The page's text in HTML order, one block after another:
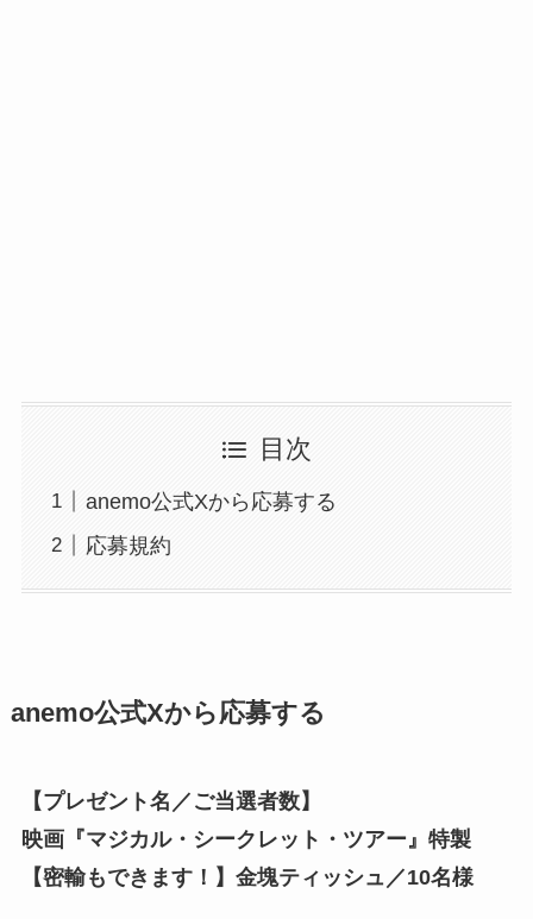
目次
anemo公式Xから応募する
応募規約
anemo公式Xから応募する
【プレゼント名／ご当選者数】
映画『マジカル・シークレット・ツアー』特製
【密輸もできます！】金塊ティッシュ／10名様